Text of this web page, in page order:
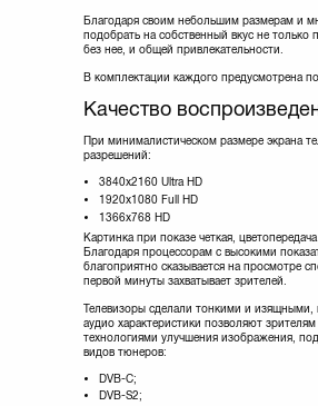
Благодаря своим небольшим размерам и
подобрать на собственный вкус не только
без нее, и общей привлекательности.
В комплектации каждого предусмотрена
Качество
При минималистическом размере экрана
разрешений:
3840х2160 Ultra HD
1920х1080 Full HD
1366х768 HD
Картинка при показе четкая,
Благодаря процессорам с высокими
благоприятно сказывается на просмотре
первой минуты захватывает зрителей.
Телевизоры сделали тонкими и изящными,
аудио характеристики позволяют
технологиями улучшения изображения,
видов тюнеров:
DVB-C;
DVB-S2;